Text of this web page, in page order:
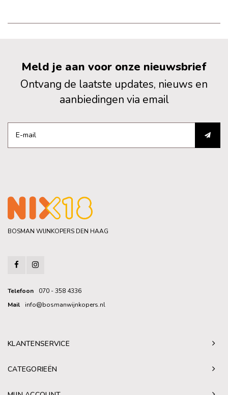
Meld je aan voor onze nieuwsbrief
Ontvang de laatste updates, nieuws en
aanbiedingen via email
BOSMAN WIJNKOPERS DEN HAAG
Telefoon
070 - 358 4336
Mail
info@bosmanwijnkopers.nl
KLANTENSERVICE
CATEGORIEËN